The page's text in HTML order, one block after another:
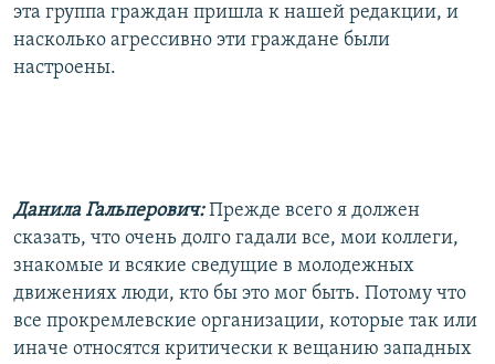
Все сайты РСЕ/РС
эта группа граждан пришла к нашей редакции, и
насколько агрессивно эти граждане были
настроены.
Данила Гальперович: Прежде всего я должен
сказать, что очень долго гадали все, мои коллеги,
знакомые и всякие сведущие в молодежных
движениях люди, кто бы это мог быть. Потому что
все прокремлевские организации, которые так или
иначе относятся критически к вещанию западных